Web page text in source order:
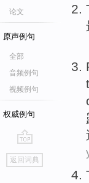
论文
原声例句
全部
音频例句
视频例句
权威例句
go
top
返回词典